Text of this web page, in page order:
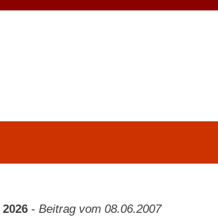
- Beitrag vom 08.06.2007